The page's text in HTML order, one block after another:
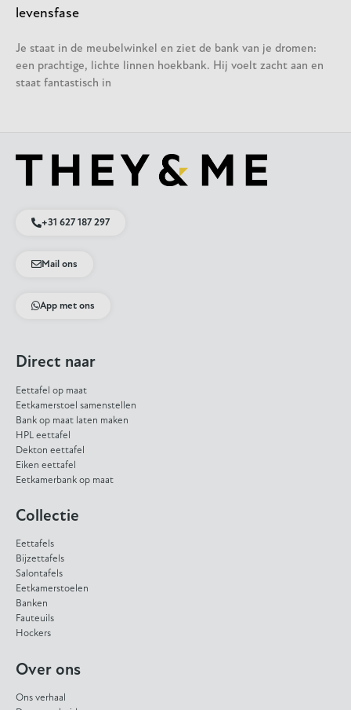
levensfase
Je staat in de meubelwinkel en ziet de bank van je dromen:
een prachtige, lichte linnen hoekbank. Hij voelt zacht aan en
staat fantastisch in
+31 627 187 297
Mail ons
App met ons
Direct naar
Eettafel op maat
Eetkamerstoel samenstellen
Bank op maat laten maken
HPL eettafel
Dekton eettafel
Eiken eettafel
Eetkamerbank op maat
Collectie
Eettafels
Bijzettafels
Salontafels
Eetkamerstoelen
Banken
Fauteuils
Hockers
Over ons
Ons verhaal